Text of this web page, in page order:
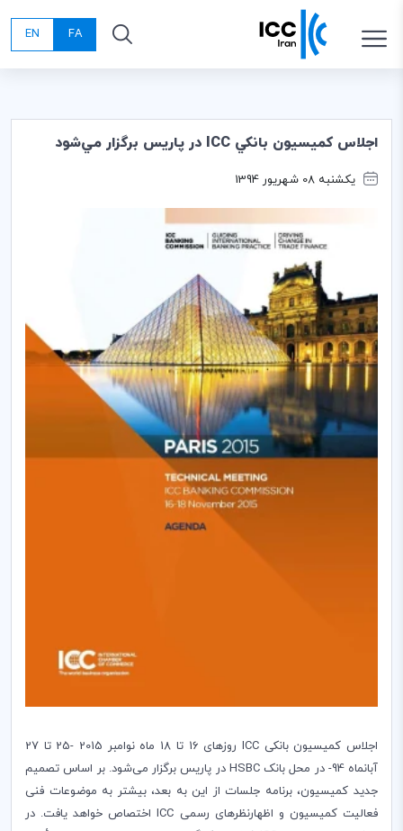
FA
EN
اجلاس كميسيون بانكي ICC در پاريس برگزار مي‌شود
یکشنبه 08 شهریور 1394
اجلاس کمیسیون بانکیICC
روزهای 16 تا 18 ماه نوامبر 2015 -25 تا 27
آبانماه 94- در محل بانک
HSBC در پاریس برگزار می‌شود. بر اساس تصمیم
جدید کمیسیون، برنامه جلسات از این به بعد، بیشتر به موضوعات فنی
فعالیت کمیسیون و اظهارنظرهای رسمی ICCاختصاص خواهد یافت. در